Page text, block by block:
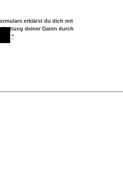
erklärst du dich mit
deiner Daten durch
*